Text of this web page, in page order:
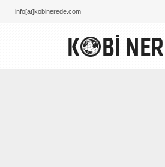
info[at]kobinerede.com